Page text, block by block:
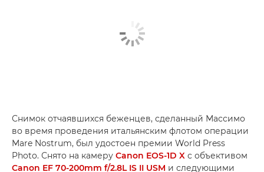
Снимок отчаявшихся беженцев, сделанный Массимо
во время проведения итальянским флотом операции
Mare Nostrum, был удостоен премии World Press
Photo. Снято на камеру Canon EOS-1D X с объективом
Canon EF 70-200mm f/2.8L IS II USM и следующими